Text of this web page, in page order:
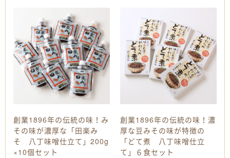
創業1896年の伝統の味！み
その味が濃厚な「田楽み
そ 八丁味噌仕立て」200g
×10個セット
創業1896年の伝統の味！濃
厚な豆みその味が特徴の
「どて煮 八丁味噌仕立
て」６食セット